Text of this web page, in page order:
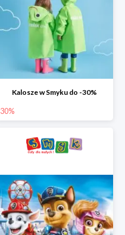
Kalosze w Smyku do -30%
30%